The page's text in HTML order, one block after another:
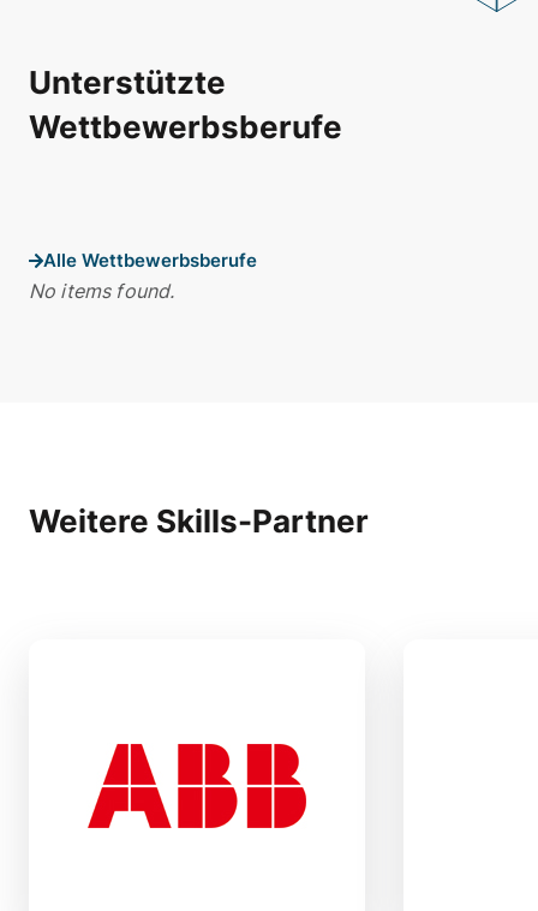
Unterstützte
Wettbewerbsberufe
Alle Wettbewerbsberufe
No items found.
Weitere Skills-Partner